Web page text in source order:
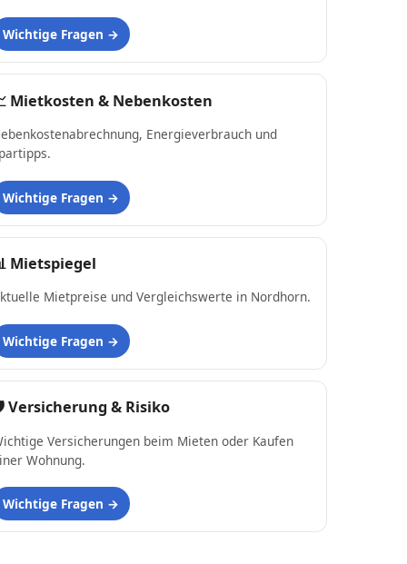
Wichtige Fragen
Mietkosten & Nebenkosten
Energieverbrauch und
Wichtige Fragen
Mietspiegel
Mietpreise und Vergleichswerte in Nordhorn.
Wichtige Fragen
Versicherung & Risiko
Versicherungen beim Mieten oder Kaufen
Wohnung.
Wichtige Fragen